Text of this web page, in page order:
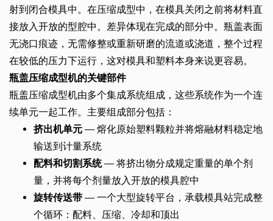
射到闭合模具中。在压缩成型中，在模具关闭之前将材料直
接放入开放的型腔中。差异体现在完成的部分中。瓶盖表面
无浇口痕迹，无需修整或重新研磨的流道或浇道，整个过程
在较低的压力下运行，这对模具和塑料本身来说更容易。
瓶盖压缩成型机的关键部件
瓶盖压缩成型机由多个集成系统组成，这些系统作为一个连
续单元一起工作。主要组成部分包括：
挤出机单元 — 熔化原始塑料颗粒并将熔融材料稳定地
输送到计量系统
配料和切割系统— 将挤出物分成规定重量的单个剂
量，并将每个剂量放入开放的模具腔中
旋转传送带 — 一个大型旋转平台，承载模具站完成整
个循环：配料、压缩、冷却和顶出